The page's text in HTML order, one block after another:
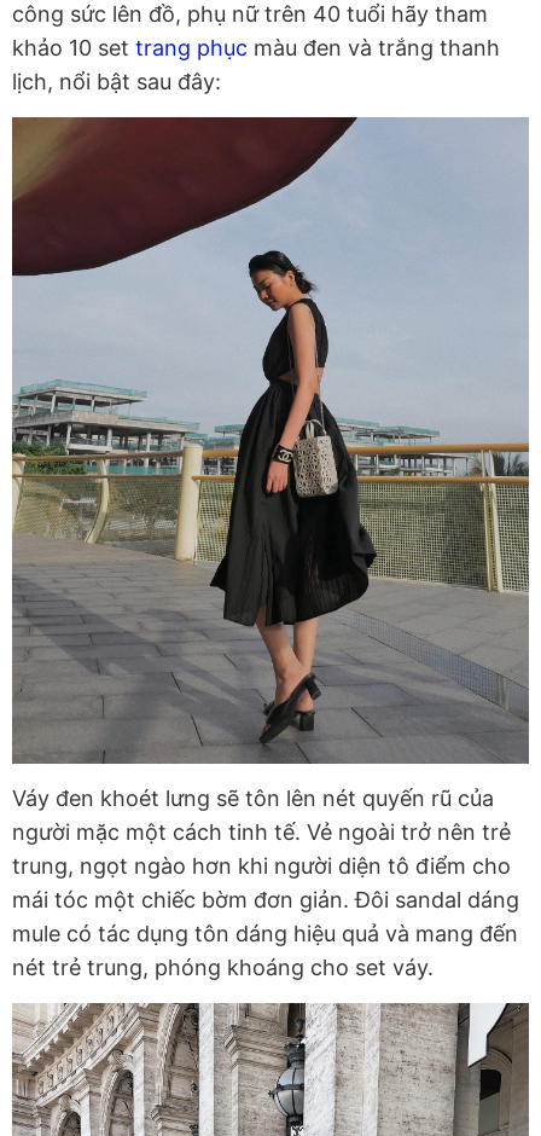
công sức lên đồ, phụ nữ trên 40 tuổi hãy tham
khảo 10 set trang phục màu đen và trắng thanh
lịch, nổi bật sau đây:
Váy đen khoét lưng sẽ tôn lên nét quyến rũ của
người mặc một cách tinh tế. Vẻ ngoài trở nên trẻ
trung, ngọt ngào hơn khi người diện tô điểm cho
mái tóc một chiếc bờm đơn giản. Đôi sandal dáng
mule có tác dụng tôn dáng hiệu quả và mang đến
nét trẻ trung, phóng khoáng cho set váy.